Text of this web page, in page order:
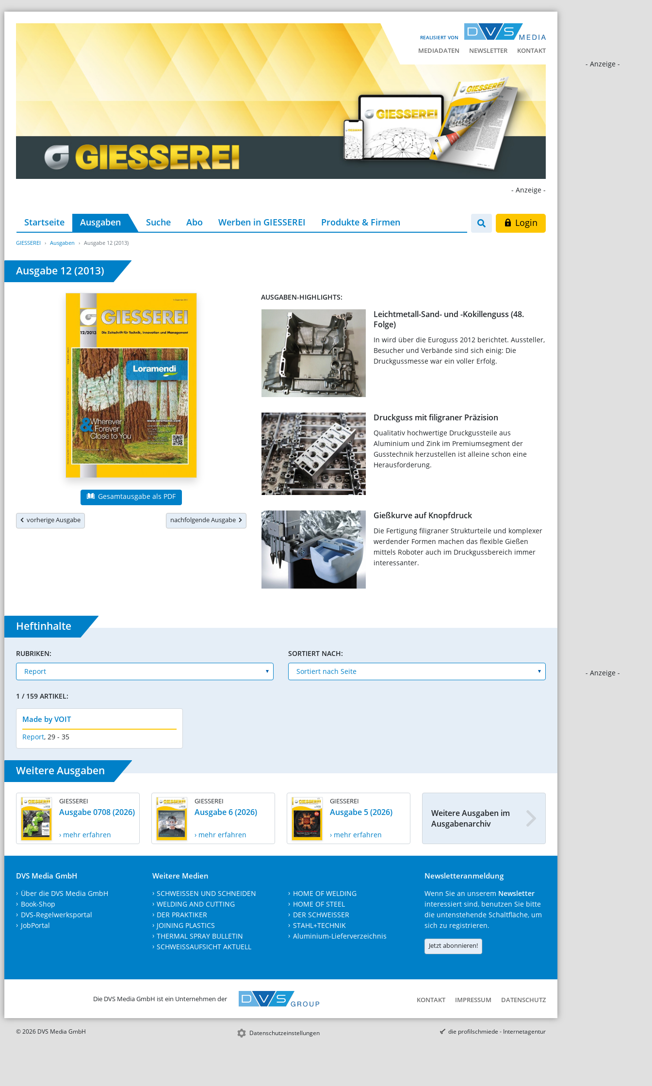
REALISIERT VON
MEDIADATEN NEWSLETTER KONTAKT
- Anzeige -
- Anzeige -
- Anzeige -
Startseite Ausgaben Suche Abo Werben in GIESSEREI Produkte & Firmen Login
GIESSEREI Ausgaben Ausgabe 12 (2013)
Ausgabe 12 (2013)
Gesamtausgabe als PDF
vorherige Ausgabe nachfolgende Ausgabe
AUSGABEN-HIGHLIGHTS:
Leichtmetall-Sand- und -Kokillenguss (48.
Folge)
In wird über die Euroguss 2012 berichtet. Aussteller,
Besucher und Verbände sind sich einig: Die
Druckgussmesse war ein voller Erfolg.
Druckguss mit filigraner Präzision
Qualitativ hochwertige Druckgussteile aus
Aluminium und Zink im Premiumsegment der
Gusstechnik herzustellen ist alleine schon eine
Herausforderung.
Gießkurve auf Knopfdruck
Die Fertigung filigraner Strukturteile und komplexer
werdender Formen machen das flexible Gießen
mittels Roboter auch im Druckgussbereich immer
interessanter.
Heftinhalte
RUBRIKEN: SORTIERT NACH:
1 / 159 ARTIKEL:
Made by VOIT
Report, 29 - 35
Weitere Ausgaben
GIESSEREI
Ausgabe 0708 (2026)
› mehr erfahren
GIESSEREI
Ausgabe 6 (2026)
› mehr erfahren
GIESSEREI
Ausgabe 5 (2026)
› mehr erfahren
Weitere Ausgaben im
Ausgabenarchiv
DVS Media GmbH
Über die DVS Media GmbH
Book-Shop
DVS-Regelwerksportal
JobPortal
Weitere Medien
SCHWEISSEN UND SCHNEIDEN
WELDING AND CUTTING
DER PRAKTIKER
JOINING PLASTICS
THERMAL SPRAY BULLETIN
SCHWEISSAUFSICHT AKTUELL
HOME OF WELDING
HOME OF STEEL
DER SCHWEISSER
STAHL+TECHNIK
Aluminium-Lieferverzeichnis
Newsletteranmeldung
Wenn Sie an unserem Newsletter
interessiert sind, benutzen Sie bitte
die untenstehende Schaltfläche, um
sich zu registrieren.
Jetzt abonnieren!
Die DVS Media GmbH ist ein Unternehmen der KONTAKT IMPRESSUM DATENSCHUTZ
© 2026 DVS Media GmbH Datenschutzeinstellungen die profilschmiede - Internetagentur